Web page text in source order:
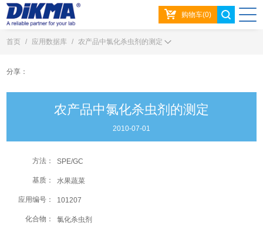
购物车(0)
首页 / 应用数据库 / 农产品中氯化杀虫剂的测定
分享：
农产品中氯化杀虫剂的测定
2010-07-01
方法： SPE/GC
基质： 水果蔬菜
应用编号： 101207
化合物： 氯化杀虫剂